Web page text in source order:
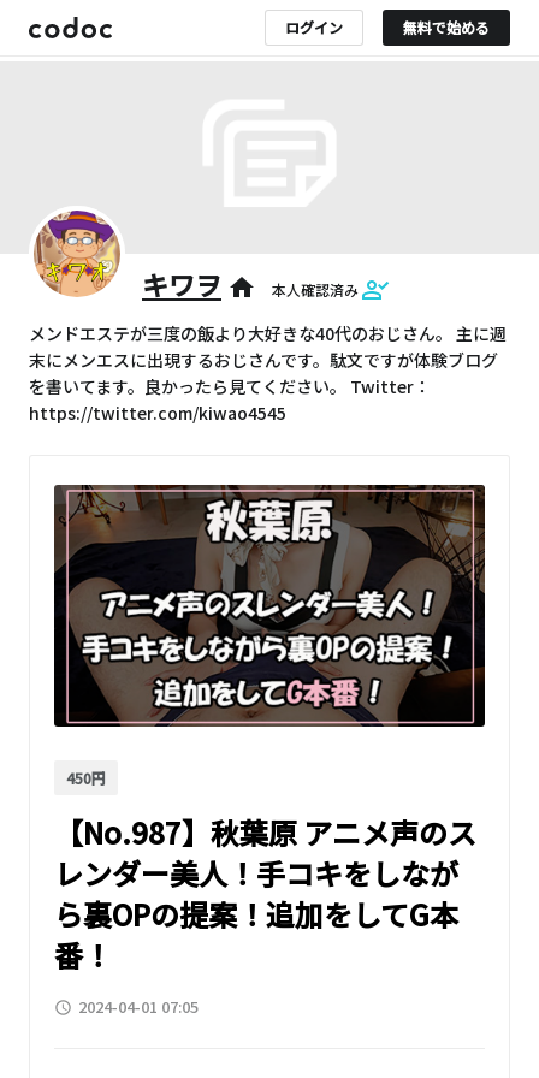
ログイン 無料で始める
キワヲ home 本人確認済み
メンドエステが三度の飯より大好きな40代のおじさん。 主に週
末にメンエスに出現するおじさんです。駄文ですが体験ブログ
を書いてます。良かったら見てください。 Twitter：
https://twitter.com/kiwao4545
450円
【No.987】秋葉原 アニメ声のス
レンダー美人！手コキをしなが
ら裏OPの提案！追加をしてG本
番！
access_time 2024-04-01 07:05